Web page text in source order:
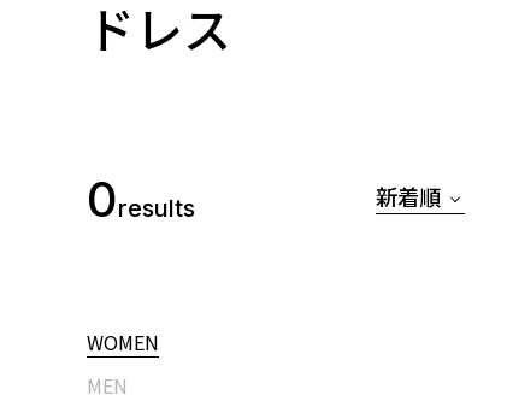
ドレス
0results
WOMEN
MEN
新着順